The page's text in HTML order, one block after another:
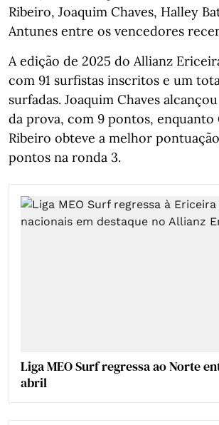
Ribeiro, Joaquim Chaves, Halley
Antunes entre os vencedores
A edição de 2025 do Allianz
com 91 surfistas inscritos e um
surfadas. Joaquim Chaves
da prova, com 9 pontos, enquanto
Ribeiro obteve a melhor
pontos na ronda 3.
Liga MEO Surf regressa ao Norte
abril